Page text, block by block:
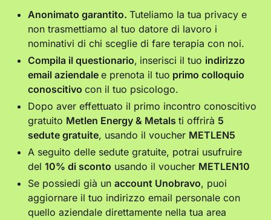
Anonimato garantito.Tuteliamo la tua privacy e
non trasmettiamo al tuo datore di lavoro i
nominativi di chi sceglie di fare terapia con noi.
Compila il questionario, inserisci il tuo indirizzo
email aziendalee prenota il tuo primo colloquio
conoscitivocon il tuo psicologo.
Dopo aver effettuato il primo incontro conoscitivo
gratuito Metlen Energy & Metalsti offrirà 5
sedute gratuite, usando il voucher METLEN5
A seguito delle sedute gratuite, potrai usufruire
del10% di sconto usando il voucher METLEN10
Se possiedi già unaccount Unobravo, puoi
aggiornare il tuo indirizzo email personale con
quello aziendale direttamente nella tua area